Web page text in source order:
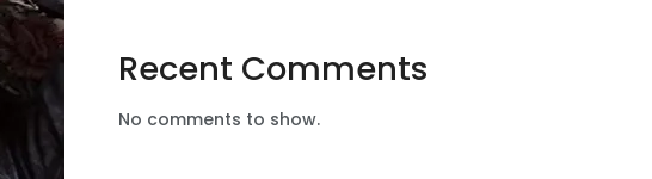
Recent Comments
No comments to show.